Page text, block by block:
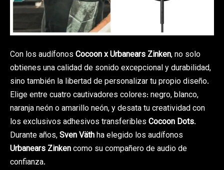
Con los audífonos Cocoon x Urbanears Zinken, no solo
obtienes una calidad de sonido excepcional y durabilidad,
sino también la libertad de personalizar tu propio diseño.
Elige entre cuatro cautivadores colores: negro, blanco,
naranja neón o amarillo neón, y desata tu creatividad con
los exclusivos adhesivos transferibles Cocoon Dots.
Durante años,Sven Väthha elegido los audífonos
Urbanears Zinkencomo su compañero de audio de
confianza.